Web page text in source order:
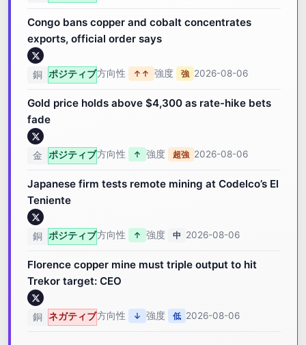
Congo bans copper and cobalt concentrates
exports, official order says
銅 ポジティブ方向性 ↑↑ 強度 強 2026-08-06
Gold price holds above $4,300 as rate-hike bets
fade
金 ポジティブ方向性 ↑ 強度 超強 2026-08-06
Japanese firm tests remote mining at Codelco’s El
Teniente
銅 ポジティブ方向性 ↑ 強度 中 2026-08-06
Florence copper mine must triple output to hit
Trekor target: CEO
銅 ネガティブ方向性 ↓ 強度 低 2026-08-06